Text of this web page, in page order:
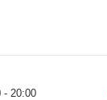
- 20:00